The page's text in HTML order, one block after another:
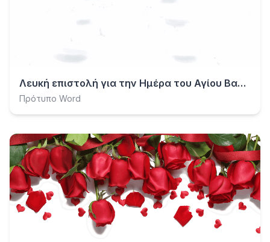
Λευκή επιστολή για την Ημέρα του Αγίου Βαλεντίνου
Πρότυπο Word